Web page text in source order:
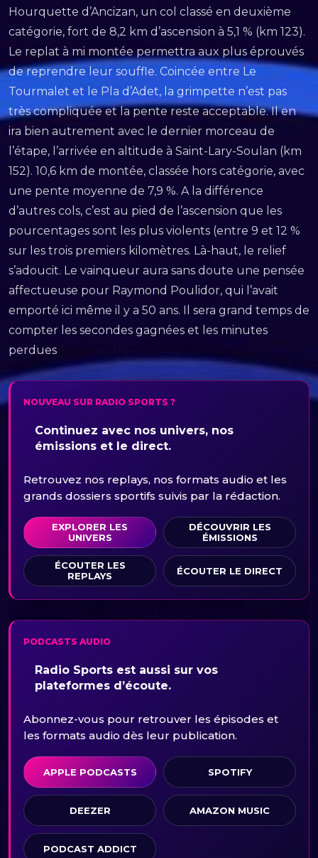
Hourquette d’Ancizan, un col classé en deuxième
catégorie, fort de 8,2 km d’ascension à 5,1 % (km 123).
Le replat à mi montée permettra aux plus éprouvés
de reprendre leur souffle. Coincée entre Le
Tourmalet et le Pla d’Adet, la grimpette n’est pas
très compliquée et la pente reste acceptable. Il en
ira bien autrement avec le dernier morceau de
l’étape, l’arrivée en altitude à Saint-Lary-Soulan (km
152). 10,6 km de montée, classée hors catégorie, avec
une pente moyenne de 7,9 %. A la différence
d’autres cols, c’est au pied de l’ascension que les
pourcentages sont les plus violents (entre 9 et 12 %
sur les trois premiers kilomètres. Là-haut, le relief
s’adoucit. Le vainqueur aura sans doute une pensée
affectueuse pour Raymond Poulidor, qui l’avait
emporté ici même il y a 50 ans. Il sera grand temps de
compter les secondes gagnées et les minutes
perdues
NOUVEAU SUR RADIO SPORTS ?
Continuez avec nos univers, nos
émissions et le direct.
Retrouvez nos replays, nos formats audio et les
grands dossiers sportifs suivis par la rédaction.
EXPLORER LES
UNIVERS
DÉCOUVRIR LES
ÉMISSIONS
ÉCOUTER LES
REPLAYS
ÉCOUTER LE DIRECT
PODCASTS AUDIO
Radio Sports est aussi sur vos
plateformes d’écoute.
Abonnez-vous pour retrouver les épisodes et
les formats audio dès leur publication.
APPLE PODCASTS SPOTIFY
DEEZER AMAZON MUSIC
PODCAST ADDICT